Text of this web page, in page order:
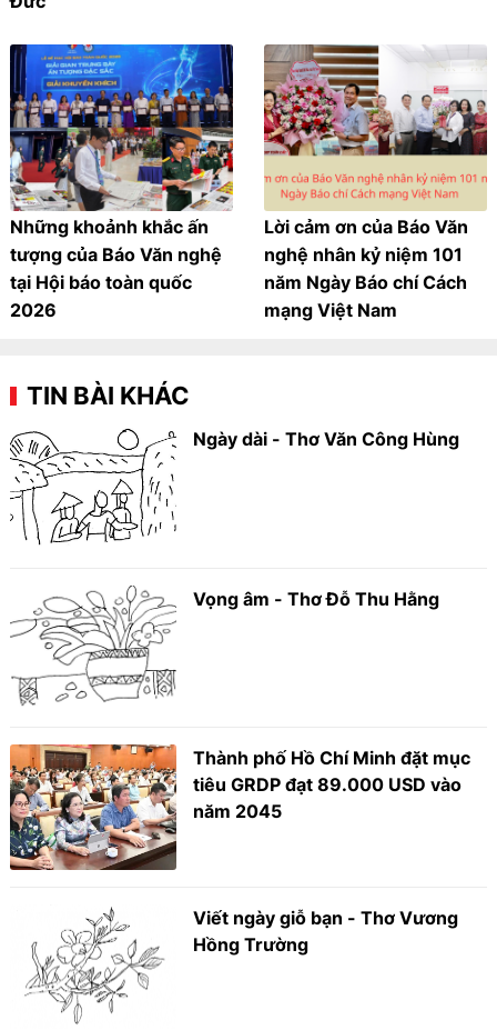
Những khoảnh khắc ấn
tượng của Báo Văn nghệ
tại Hội báo toàn quốc
2026
Lời cảm ơn của Báo Văn
nghệ nhân kỷ niệm 101
năm Ngày Báo chí Cách
mạng Việt Nam
TIN BÀI KHÁC
Ngày dài - Thơ Văn Công Hùng
Vọng âm - Thơ Đỗ Thu Hằng
Thành phố Hồ Chí Minh đặt mục
tiêu GRDP đạt 89.000 USD vào
năm 2045
Viết ngày giỗ bạn - Thơ Vương
Hồng Trường